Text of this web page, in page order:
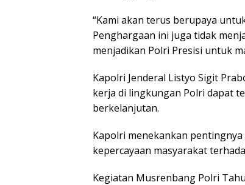
“Kami akan terus berupaya
Penghargaan ini juga tidak
menjadikan Polri Presisi untuk
Kapolri Jenderal Listyo Sigit
kerja di lingkungan Polri dapat
berkelanjutan.
Kapolri menekankan
kepercayaan masyarakat
Kegiatan Musrenbang Polri